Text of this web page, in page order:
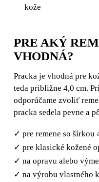
kože
PRE AKÝ
VHODNÁ?
Pracka je vhodná pre
teda približne 4,0 cm.
odporúčame zvoliť
pracka sedela pevne a
✓ pre remene so šírkou
✓ pre klasické kožené
✓ na opravu alebo
✓ na výrobu vlastného